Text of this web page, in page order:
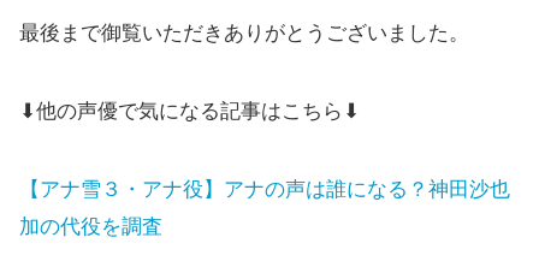
最後まで御覧いただきありがとうございました。
⬇他の声優で気になる記事はこちら⬇
【アナ雪３・アナ役】アナの声は誰になる？神田沙也
加の代役を調査